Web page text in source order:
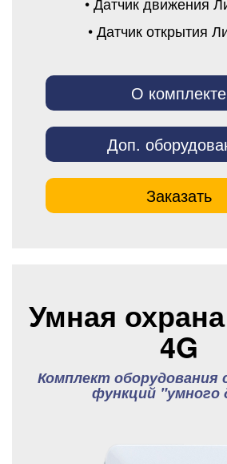
• Датчик открытия
О комплекте
Доп.
Заказать
Умная
4G
Комплект оборудования
функций "умного